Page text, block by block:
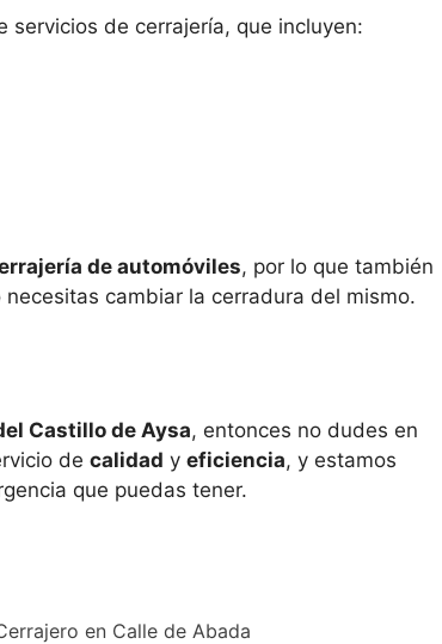
servicios de cerrajería, que incluyen:
de automóviles, por lo que también
cambiar la cerradura del mismo.
Castillo de Aysa, entonces no dudes en
de calidad y eficiencia, y estamos
que puedas tener.
en Calle de Abada